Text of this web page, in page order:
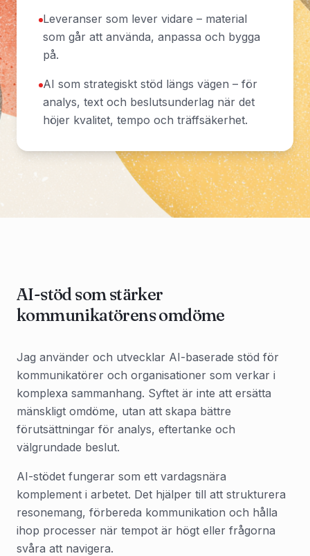
Leveranser som lever vidare – material
som går att använda, anpassa och bygga
på.
AI som strategiskt stöd längs vägen – för
analys, text och beslutsunderlag när det
höjer kvalitet, tempo och träffsäkerhet.
AI-stöd som stärker
kommunikatörens omdöme
Jag använder och utvecklar AI-baserade stöd för
kommunikatörer och organisationer som verkar i
komplexa sammanhang. Syftet är inte att ersätta
mänskligt omdöme, utan att skapa bättre
förutsättningar för analys, eftertanke och
välgrundade beslut.
AI-stödet fungerar som ett vardagsnära
komplement i arbetet. Det hjälper till att strukturera
resonemang, förbereda kommunikation och hålla
ihop processer när tempot är högt eller frågorna
svåra att navigera.